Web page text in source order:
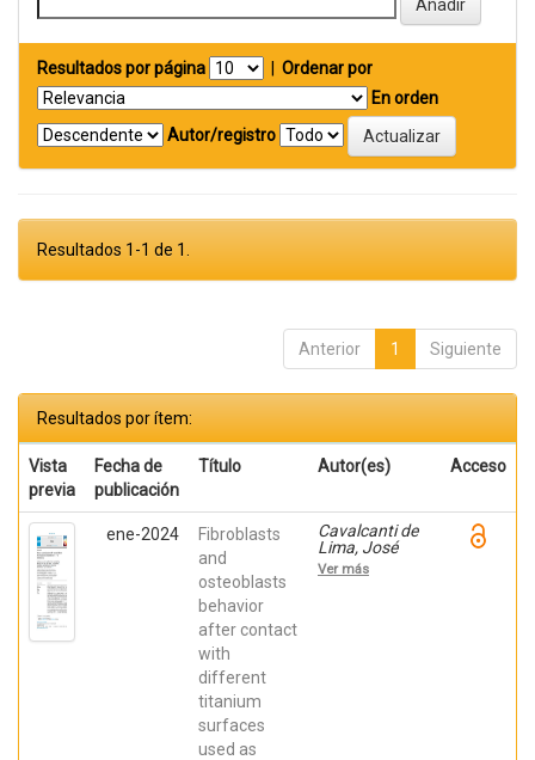
Resultados por página
Ordenar por
En orden
Autor/registro
Resultados 1-1 de 1.
Anterior 1 Siguiente
Resultados por ítem:
Vista
previa
Fecha de
publicación
Título Autor(es) Acceso
ene-2024
Fibroblasts
and
osteoblasts
behavior
after contact
with
different
titanium
surfaces
used as
Cavalcanti de
Lima, José
Henrique;
Robbs ,
Ver más